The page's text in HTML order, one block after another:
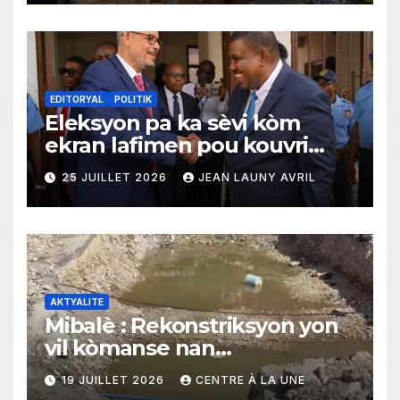
EDITORYAL POLITIK
Eleksyon pa ka sèvi kòm
ekran lafimen pou kouvri
echèk tranzisyon an
25 JUILLET 2026 JEAN LAUNY AVRIL
AKTYALITE
Mibalè : Rekonstriksyon yon
vil kòmanse nan
rekonstriksyon lespri moun
yo
19 JUILLET 2026 CENTRE À LA UNE